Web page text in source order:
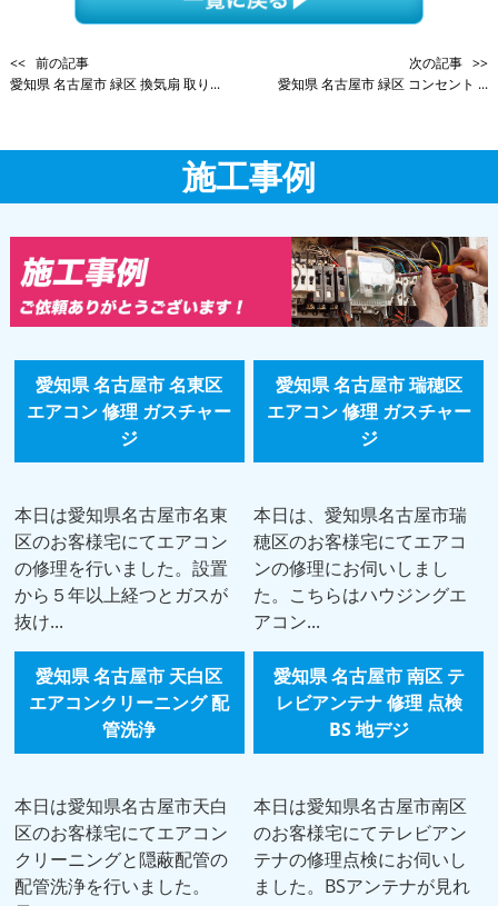
<< 前の記事
愛知県 名古屋市 緑区 換気扇 取り...
次の記事 >>
愛知県 名古屋市 緑区 コンセント ...
施工事例
愛知県 名古屋市 名東区
エアコン 修理 ガスチャー
ジ
本日は愛知県名古屋市名東
区のお客様宅にてエアコン
の修理を行いました。設置
から５年以上経つとガスが
抜け...
愛知県 名古屋市 瑞穂区
エアコン 修理 ガスチャー
ジ
本日は、愛知県名古屋市瑞
穂区のお客様宅にてエアコ
ンの修理にお伺いしまし
た。こちらはハウジングエ
アコン...
愛知県 名古屋市 天白区
エアコンクリーニング 配
管洗浄
本日は愛知県名古屋市天白
区のお客様宅にてエアコン
クリーニングと隠蔽配管の
配管洗浄を行いました。
愛知県 名古屋市 南区 テ
レビアンテナ 修理 点検
BS 地デジ
本日は愛知県名古屋市南区
のお客様宅にてテレビアン
テナの修理点検にお伺いし
ました。BSアンテナが見れ